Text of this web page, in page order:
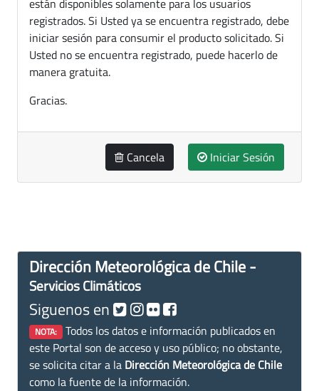
registrados. Si Usted ya se encuentra registrado, debe
iniciar sesión para consumir el producto solicitado. Si
Usted no se encuentra registrado, puede hacerlo de
manera gratuita.
Gracias.
Cancela Iniciar Sesión
Dirección Meteorológica de Chile -
Servicios Climáticos
Siguenos en
NOTA: Todos los datos e información publicados en
este Portal son de acceso y uso público; no obstante,
se solicita citar a la Dirección Meteorológica de Chile
como la fuente de la información.